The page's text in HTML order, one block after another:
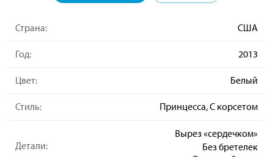
Страна: США
Год: 2013
Цвет: Белый
Стиль: Принцесса, С корсетом
Детали:
Вырез «сердечком»
Без бретелек